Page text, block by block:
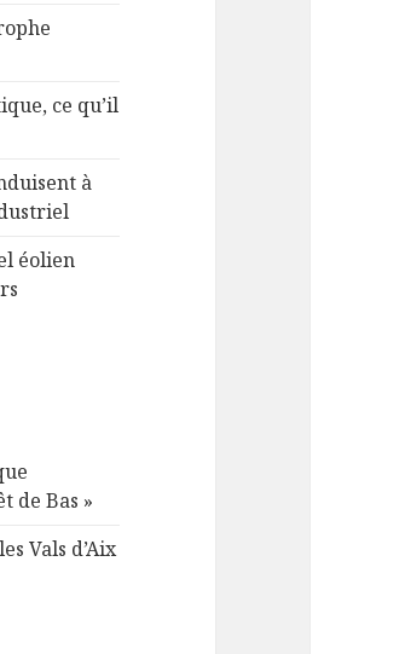
ce qu’il
à
éolien
de Bas »
Vals d’Aix